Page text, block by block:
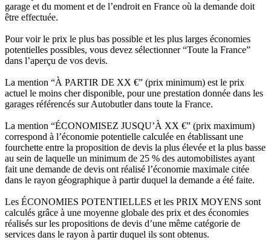
garage et du moment et de l’endroit en France où la demande doit
être effectuée.
Pour voir le prix le plus bas possible et les plus larges économies
potentielles possibles, vous devez sélectionner “Toute la France”
dans l’aperçu de vos devis.
La mention “À PARTIR DE XX €” (prix minimum) est le prix
actuel le moins cher disponible, pour une prestation donnée dans les
garages référencés sur Autobutler dans toute la France.
La mention “ÉCONOMISEZ JUSQU’À XX €” (prix maximum)
correspond à l’économie potentielle calculée en établissant une
fourchette entre la proposition de devis la plus élevée et la plus basse
au sein de laquelle un minimum de 25 % des automobilistes ayant
fait une demande de devis ont réalisé l’économie maximale citée
dans le rayon géographique à partir duquel la demande a été faite.
Les ÉCONOMIES POTENTIELLES et les PRIX MOYENS sont
calculés grâce à une moyenne globale des prix et des économies
réalisés sur les propositions de devis d’une même catégorie de
services dans le rayon à partir duquel ils sont obtenus.